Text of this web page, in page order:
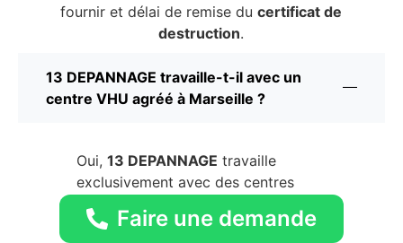
fournir et délai de remise ducertificat de
destruction.
13 DEPANNAGE travaille-t-il avec un
centre VHU agréé à Marseille ?
Oui, 13 DEPANNAGE travaille
exclusivement avec des centres
C'est la seule voie légale pour la
Faire une demande